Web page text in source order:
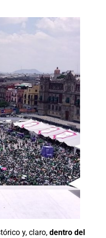
y, claro, dentro del